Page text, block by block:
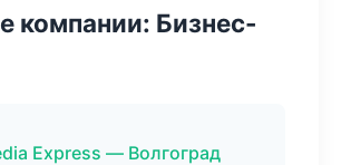
компании: Бизнес-
Express — Волгоград